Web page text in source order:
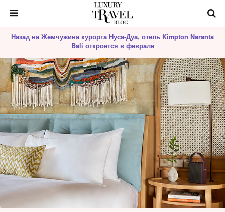
Назад на Жемчужина курорта Нуса-Дуа, отель Kimpton Naranta
Bali откроется в феврале